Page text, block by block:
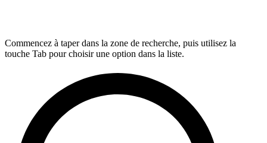
Commencez à taper dans la zone de recherche, puis utilisez la
touche Tab pour choisir une option dans la liste.